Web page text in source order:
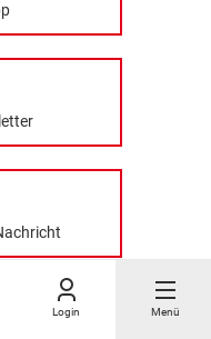
Login Menü